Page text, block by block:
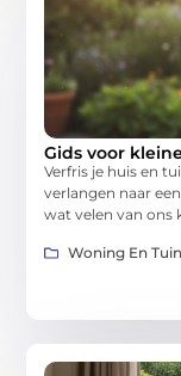
Gids voor
Verfris je huis en
verlangen naar
wat velen van ons
Woning En Tuin